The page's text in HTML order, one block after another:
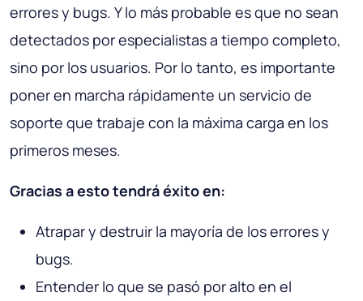
errores y bugs. Y lo más probable es que no sean
detectados por especialistas a tiempo completo,
sino por los usuarios. Por lo tanto, es importante
poner en marcha rápidamente un servicio de
soporte que trabaje con la máxima carga en los
primeros meses.
Gracias a esto tendrá éxito en:
Atrapar y destruir la mayoría de los errores y
bugs.
Entender lo que se pasó por alto en el